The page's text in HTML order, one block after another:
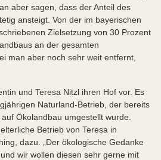
aber sagen, dass der Anteil des
ansteigt. Von der im bayerischen
Zielsetzung von 30 Prozent
an der gesamten
man aber noch sehr weit entfernt,
und Teresa Nitzl ihren Hof vor. Es
Naturland-Betrieb, der bereits
Ökolandbau umgestellt wurde.
Betrieb von Teresa in
dazu. „Der ökologische Gedanke
wir wollen diesen sehr gerne mit